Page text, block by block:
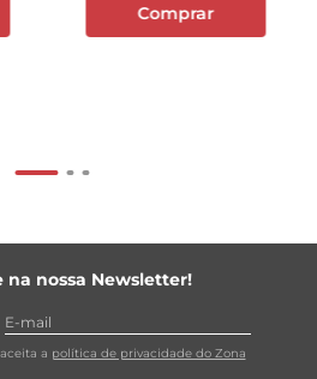
Comprar
na nossa Newsletter!
a política de privacidade do Zona